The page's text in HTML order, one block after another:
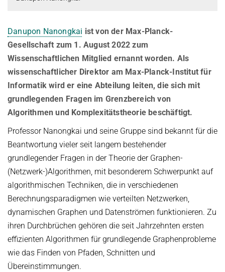
PROMOTIONSANGELEGENHEITEN
BETRIEBSARZT
JUBILÄEN
30 Jahre MPI-INF
Danupon Nanongkai ist von der Max-Planck-
Gesellschaft zum 1. August 2022 zum
Wissenschaftlichen Mitglied ernannt worden. Als
wissenschaftlicher Direktor am Max-Planck-Institut für
Informatik wird er eine Abteilung leiten, die sich mit
grundlegenden Fragen im Grenzbereich von
Algorithmen und Komplexitätstheorie beschäftigt.
Professor Nanongkai und seine Gruppe sind bekannt für die
Beantwortung vieler seit langem bestehender
grundlegender Fragen in der Theorie der Graphen-
(Netzwerk-)Algorithmen, mit besonderem Schwerpunkt auf
algorithmischen Techniken, die in verschiedenen
Berechnungsparadigmen wie verteilten Netzwerken,
dynamischen Graphen und Datenströmen funktionieren. Zu
ihren Durchbrüchen gehören die seit Jahrzehnten ersten
effizienten Algorithmen für grundlegende Graphenprobleme
wie das Finden von Pfaden, Schnitten und
Übereinstimmungen.